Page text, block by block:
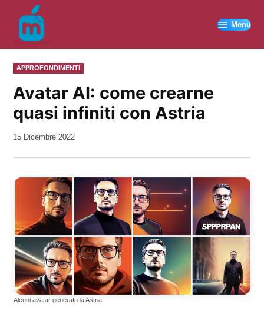
contenuto
Menu
PUBBLICATO
IN
APPROFONDIMENTI
Avatar AI: come crearne
quasi infiniti con Astria
da
15 Dicembre 2022
Alcuni avatar generati da Astria